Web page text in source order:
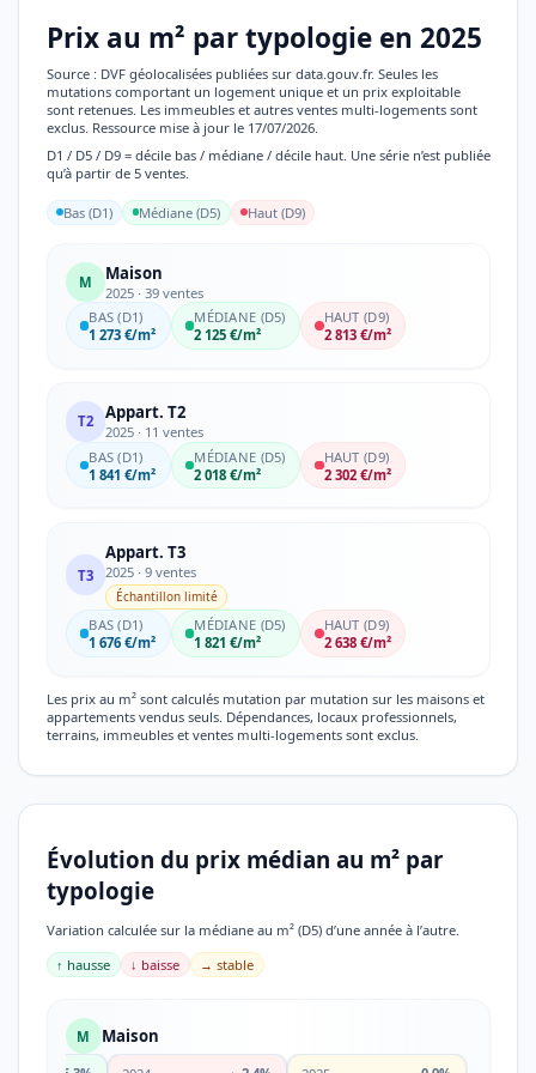
Prix au m² par typologie en 2025
Source : DVF géolocalisées publiées sur data.gouv.fr. Seules les
mutations comportant un logement unique et un prix exploitable
sont retenues. Les immeubles et autres ventes multi-logements sont
exclus. Ressource mise à jour le 17/07/2026.
D1 / D5 / D9 = décile bas / médiane / décile haut. Une série n’est publiée
qu’à partir de 5 ventes.
Bas (D1) Médiane (D5) Haut (D9)
M Maison
2025 · 39 ventes
BAS (D1)
1 273 €/m²
MÉDIANE (D5)
2 125 €/m²
HAUT (D9)
2 813 €/m²
T2 Appart. T2
2025 · 11 ventes
BAS (D1)
1 841 €/m²
MÉDIANE (D5)
2 018 €/m²
HAUT (D9)
2 302 €/m²
T3
Appart. T3
2025 · 9 ventes
Échantillon limité
BAS (D1)
1 676 €/m²
MÉDIANE (D5)
1 821 €/m²
HAUT (D9)
2 638 €/m²
Les prix au m² sont calculés mutation par mutation sur les maisons et
appartements vendus seuls. Dépendances, locaux professionnels,
terrains, immeubles et ventes multi-logements sont exclus.
Évolution du prix médian au m² par
typologie
Variation calculée sur la médiane au m² (D5) d’une année à l’autre.
↑ hausse
↓ baisse → stable
M Maison